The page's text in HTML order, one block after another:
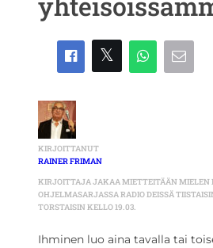
KIRJOITTANUT
RAINER FRIMAN
KIRJOITTAJA JAKAA MIETTEITÄÄN MIELEN
OHJELMASARJASSA RADIO DEISSÄ
TORSTAISIN KELLO 19.03.
Ihminen luo aina tavalla tai